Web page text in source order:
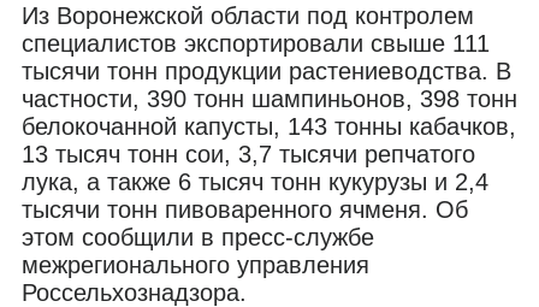
Из Воронежской области под контролем
специалистов экспортировали свыше 111
тысячи тонн продукции растениеводства. В
частности, 390 тонн шампиньонов, 398 тонн
белокочанной капусты, 143 тонны кабачков,
13 тысяч тонн сои, 3,7 тысячи репчатого
лука, а также 6 тысяч тонн кукурузы и 2,4
тысячи тонн пивоваренного ячменя. Об
этом сообщили в пресс-службе
межрегионального управления
Россельхознадзора.